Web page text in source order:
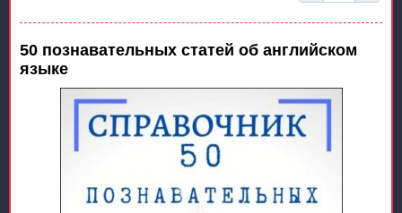
50 познавательных статей об английском
языке